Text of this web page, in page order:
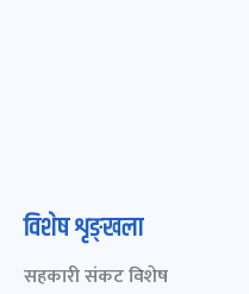
विशेष शृङ्खला
सहकारी संकट विशेष